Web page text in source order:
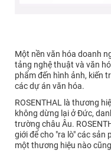
Một nền văn hóa doanh
tảng nghệ thuật và văn
phẩm đến hình ảnh, kiến
các dự án văn hóa.
ROSENTHAL là thương
không dừng lại ở Đức,
trường châu Âu.
giới để cho "ra lò" các
một thương hiệu nào